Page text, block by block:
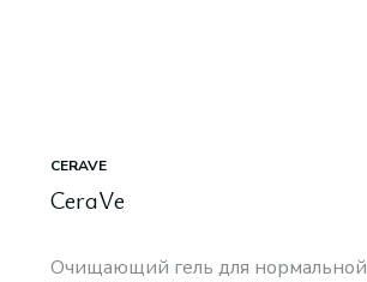
CERAVE
CeraVe
Очищающий гель для нормальной